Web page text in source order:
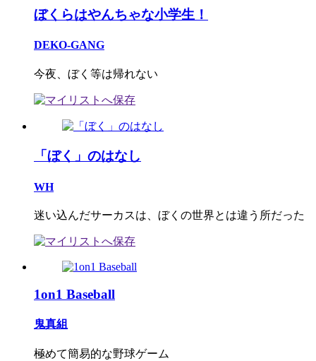
ぼくらはやんちゃな小学生！
DEKO-GANG
今夜、ぼく等は帰れない
「ぼく」のはなし
WH
迷い込んだサーカスは、ぼくの世界とは違う所だった
1on1 Baseball
鬼真組
極めて簡易的な野球ゲーム